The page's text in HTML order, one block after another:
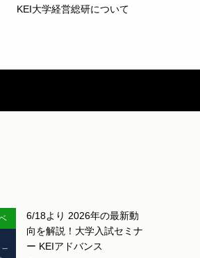
KEI大学経営総研について
6/18より 2026年の最新動
向を解説！大学入試セミナ
ー KEIアドバンス